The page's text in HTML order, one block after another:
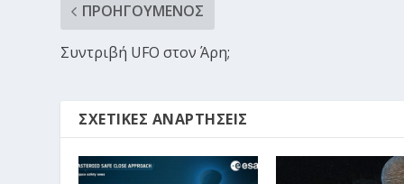
ΠΡΟΗΓΟΎΜΕΝΟΣ
Συντριβή UFO στον Άρη;
ΣΧΕΤΙΚΈΣ ΑΝΑΡΤΉΣΕΙΣ